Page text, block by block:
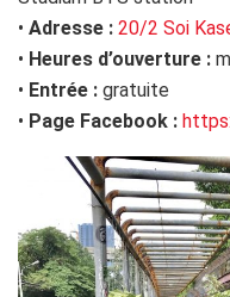
• Adresse : 20/2 Soi
• Heures d’ouverture :
• Entrée : gratuite
• Page Facebook :